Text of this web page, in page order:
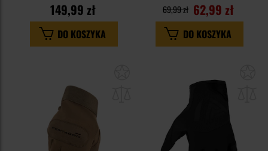
149,99 zł
DO KOSZYKA
62,99 zł
69,99 zł
DO KOSZYKA